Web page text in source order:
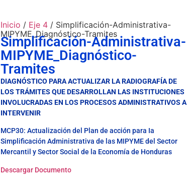
Inicio / Eje 4/ Simplificación-Administrativa-
MIPYME_Diagnóstico-Tramites
Simplificación-Administrativa-
MIPYME_Diagnóstico-
Tramites
DIAGNÓSTICO PARA ACTUALIZAR LA RADIOGRAFÍA DE
LOS TRÁMITES QUE DESARROLLAN LAS INSTITUCIONES
INVOLUCRADAS EN LOS PROCESOS ADMINISTRATIVOS A
INTERVENIR
MCP30: Actualización del Plan de acción para Ia
Simplificación Administrativa de las MIPYME del Sector
Mercantil y Sector Social de la Economía de Honduras
Descargar Documento